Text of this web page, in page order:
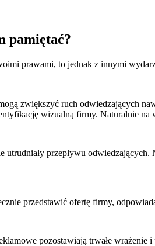
pamiętać?
prawami, to jednak z innymi
zwiększyć ruch odwiedzających
wizualną firmy. Naturalnie
utrudniały przepływu
przedstawić ofertę firmy,
pozostawiają trwałe wrażenie